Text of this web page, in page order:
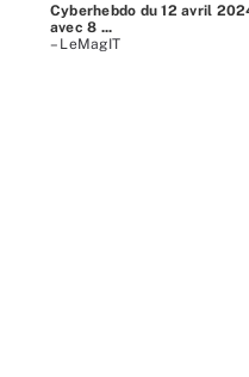
Cyberhebdo du 12 avril
avec 8 ...
– LeMagIT